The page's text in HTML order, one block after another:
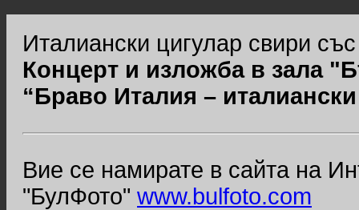
Италиански цигулар свири
Концерт и изложба в зала
“Браво Италия –
Вие се намирате в сайта на
"БулФото" www.bulfoto.com